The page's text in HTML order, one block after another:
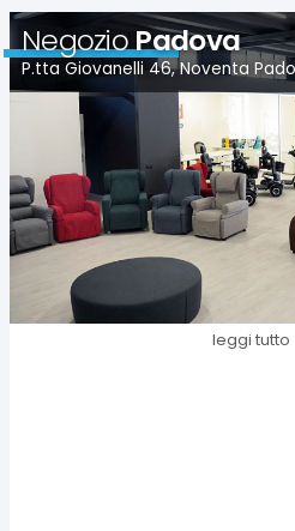
NegozioPadova
P.tta Giovanelli 46, Noventa
leggi tutto